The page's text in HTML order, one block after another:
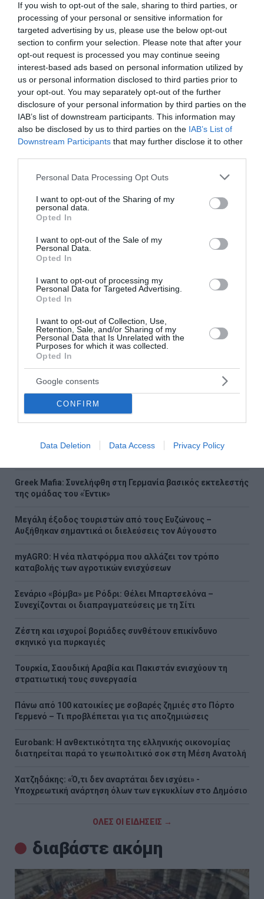
If you wish to opt-out of the sale, sharing to third parties, or
processing of your personal or sensitive information for
targeted advertising by us, please use the below opt-out
section to confirm your selection. Please note that after your
opt-out request is processed you may continue seeing
interest-based ads based on personal information utilized by
us or personal information disclosed to third parties prior to
your opt-out. You may separately opt-out of the further
disclosure of your personal information by third parties on the
IAB’s list of downstream participants. This information may
also be disclosed by us to third parties on the IAB’s List of
Downstream Participants that may further disclose it to other
Please note that this website/app uses one or more Google
not limited to your visit or usage behaviour. You may click to
grant or deny consent to Google and its third-party tags to
use your data for below specified purposes in below Google
consent section.
Personal Data Processing Opt Outs
I want to opt-out of the Sharing of my
personal data.
Opted In
I want to opt-out of the Sale of my
Personal Data.
Opted In
I want to opt-out of processing my
Personal Data for Targeted Advertising.
Opted In
I want to opt-out of Collection, Use,
Retention, Sale, and/or Sharing of my
Personal Data that Is Unrelated with the
Purposes for which it was collected.
Opted In
Google consents
CONFIRM
Data Deletion Data Access Privacy Policy
Αυτό είναι το σενάριο που διαδραματίστηκε με το
Twitter και τον Elon Musk. Επομένως, η μείωση της
ισχύος των πλατφορμών παραμένει στην ημερήσια
διάταξη, αλλά η μεταρρύθμιση μπλοκάρεται επειδή
ο Χ κραδαίνει τώρα ένα πολύ μεγάλο όπλο. Ένα
όπλο που ήδη ανατρέπει τάξεις πραγμάτων και
που θα ήταν πολύ επικίνδυνο να αντιμετωπιστεί
με λαϊκιστική ανευθυνότητα.
(*) Γνωστός συγγραφέας και στοχαστής. Το άρθρο
του επιμελήθηκε ο σύμβουλος του ιστοτόπου μας Αθ.
Εδώ είναι Βαλκάνια, δεν είναι Γερμανία
Η «άχρηστη γνώση», ως όπλο μαζικής
αποβλάκωσης
Η ελευθερία της τέχνης
Ακολουθήστε το Lykavitos.gr
στο Google News
και μάθετε πρώτοι όλες τις
ειδήσεις
Ροή ειδήσεων
Έβελυν Μητροπούλου: Ασημένιο μετάλλιο στο Παγκόσμιο
Greek Mafia: Συνελήφθη στη Γερμανία βασικός εκτελεστής
της ομάδας του «Έντικ»
Μεγάλη έξοδος τουριστών από τους Ευζώνους –
Αυξήθηκαν σημαντικά οι διελεύσεις τον Αύγουστο
myAGRO: Η νέα πλατφόρμα που αλλάζει τον τρόπο
καταβολής των αγροτικών ενισχύσεων
Σενάριο «βόμβα» με Ρόδρι: Θέλει Μπαρτσελόνα –
Συνεχίζονται οι διαπραγματεύσεις με τη Σίτι
Ζέστη και ισχυροί βοριάδες συνθέτουν επικίνδυνο
σκηνικό για πυρκαγιές
Τουρκία, Σαουδική Αραβία και Πακιστάν ενισχύουν τη
στρατιωτική τους συνεργασία
Πάνω από 100 κατοικίες με σοβαρές ζημιές στο Πόρτο
Γερμενό – Τι προβλέπεται για τις αποζημιώσεις
Eurobank: Η ανθεκτικότητα της ελληνικής οικονομίας
διατηρείται παρά το γεωπολιτικό σοκ στη Μέση Ανατολή
Χατζηδάκης: «Ό,τι δεν αναρτάται δεν ισχύει» -
Υποχρεωτική ανάρτηση όλων των εγκυκλίων στο Δημόσιο
ΟΛΕΣ ΟΙ ΕΙΔΗΣΕΙΣ →
διαβάστε ακόμη